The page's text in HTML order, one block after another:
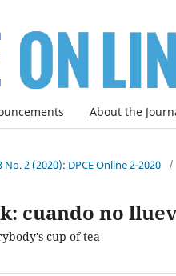
About the
No. 2 (2020): DPCE Online 2-2020 /
cuando no
cup of tea